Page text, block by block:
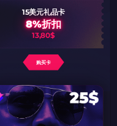
15美元礼品卡
8%折扣
13,80$
购买卡